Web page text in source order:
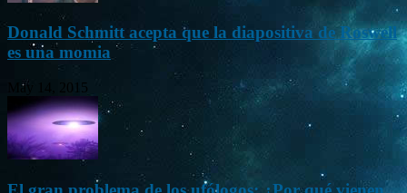
Donald Schmitt acepta que la diapositiva de Roswell
es una momia
May 14, 2015